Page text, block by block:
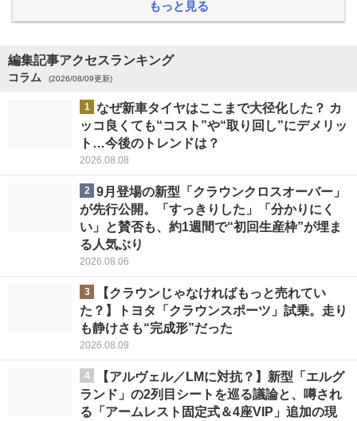
もっと見る
編集記事アクセスランキング
コラム (2026/08/09更新)
1
なぜ新車タイヤはここまで大径化した？ カ
ッコ良くても“コスト”や“取り回し”にデメリッ
ト…今後のトレンドは？
2026.08.08
2
9月登場の新型「クラウンクロスオーバー」
が先行公開。「すっきりした」「分かりにく
い」と賛否も、約1週間で“初回生産枠”が埋ま
る人気ぶり
2026.08.06
3
【クラウンじゃなければもっと売れてい
た？】トヨタ「クラウンスポーツ」試乗。走り
も静けさも“完成形”だった
2026.08.09
4
【アルヴェル／LMに対抗？】新型「エルグ
ランド」の2列目シートを巡る議論と、噂され
る「アームレスト固定式＆4座VIP」追加の現